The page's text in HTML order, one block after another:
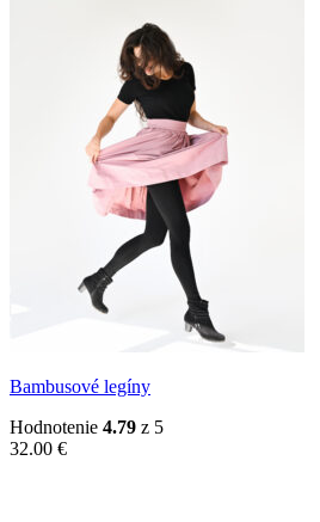
Bambusové legíny
Hodnotenie 4.79 z 5
32.00 €